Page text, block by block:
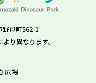
野母町562-1
り異なります。
広場